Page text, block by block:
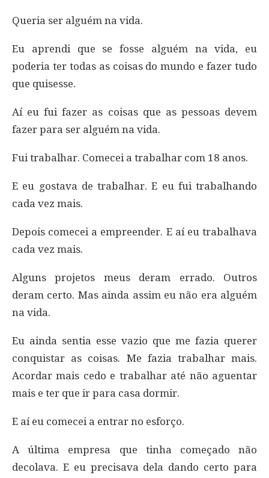
Queria ser alguém na vida.
Eu aprendi que se fosse alguém na vida, eu
poderia ter todas as coisas do mundo e fazer tudo
que quisesse.
Aí eu fui fazer as coisas que as pessoas devem
fazer para ser alguém na vida.
Fui trabalhar. Comecei a trabalhar com 18 anos.
E eu gostava de trabalhar. E eu fui trabalhando
cada vez mais.
Depois comecei a empreender. E aí eu trabalhava
cada vez mais.
Alguns projetos meus deram errado. Outros
deram certo. Mas ainda assim eu não era alguém
na vida.
Eu ainda sentia esse vazio que me fazia querer
conquistar as coisas. Me fazia trabalhar mais.
Acordar mais cedo e trabalhar até não aguentar
mais e ter que ir para casa dormir.
E aí eu comecei a entrar no esforço.
A última empresa que tinha começado não
decolava. E eu precisava dela dando certo para